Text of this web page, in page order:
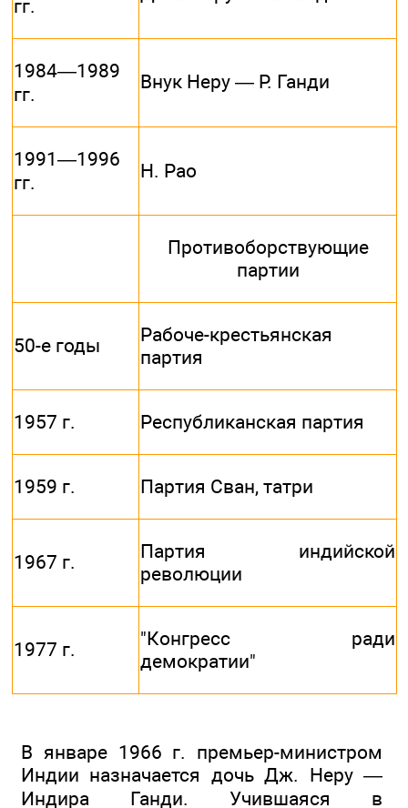
гг.
1984—1989
гг.
Внук Неру — Р. Ганди
1991—1996
гг.
Н. Рао
Противоборствующие
партии
50-е годы
Рабоче-крестьянская
партия
1957 г. Республиканская партия
1959 г. Партия Сван, татри
1967 г.
Партия индийской
революции
1977 г.
"Конгресс ради
демократии"
В январе 1966 г. премьер-министром
Индии назначается дочь Дж. Неру —
Индира Ганди. Учившаяся в